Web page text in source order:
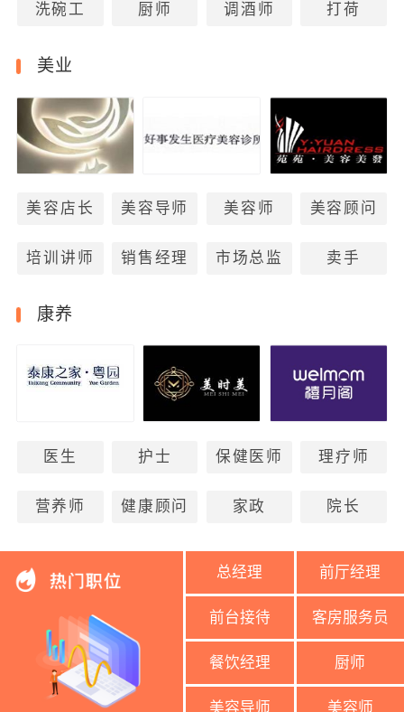
洗碗工 厨师 调酒师 打荷
美业
美容店长 美容导师 美容师 美容顾问
培训讲师 销售经理 市场总监 卖手
康养
医生 护士 保健医师 理疗师
营养师 健康顾问 家政 院长
总经理 前厅经理
前台接待 客房服务员
餐饮经理 厨师
美容导师 美容师